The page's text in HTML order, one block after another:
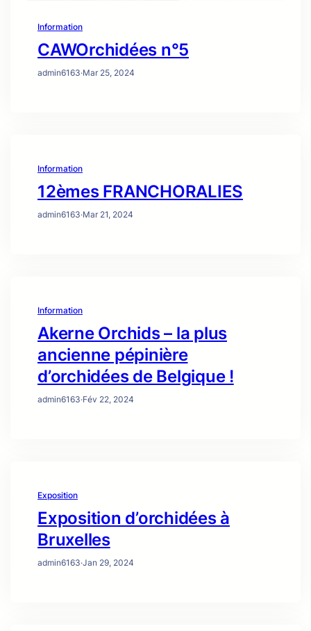
Information
CAWOrchidées n°5
admin6163·Mar 25, 2024
Information
12èmes FRANCHORALIES
admin6163·Mar 21, 2024
Information
Akerne Orchids – la plus
ancienne pépinière
d’orchidées de Belgique !
admin6163·Fév 22, 2024
Exposition
Exposition d’orchidées à
Bruxelles
admin6163·Jan 29, 2024